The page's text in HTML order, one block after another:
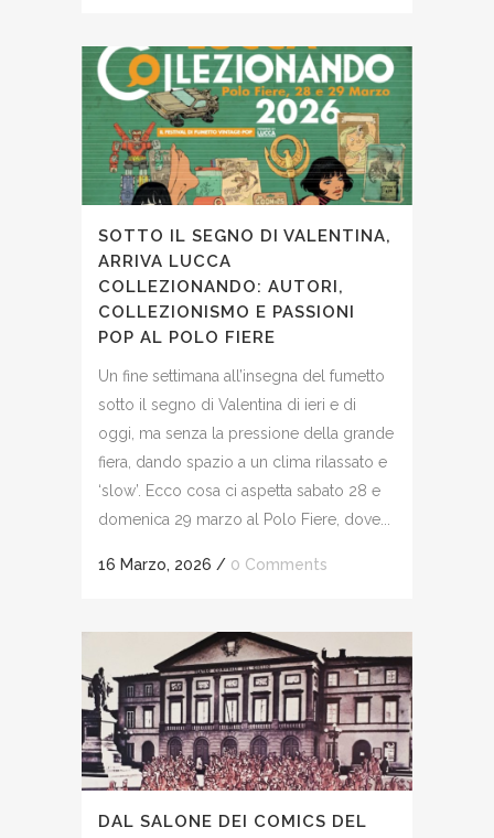
SOTTO IL SEGNO DI VALENTINA,
ARRIVA LUCCA
COLLEZIONANDO: AUTORI,
COLLEZIONISMO E PASSIONI
POP AL POLO FIERE
Un fine settimana all’insegna del fumetto
sotto il segno di Valentina di ieri e di
oggi, ma senza la pressione della grande
fiera, dando spazio a un clima rilassato e
‘slow’. Ecco cosa ci aspetta sabato 28 e
domenica 29 marzo al Polo Fiere, dove...
16 Marzo, 2026 / 0 Comments
DAL SALONE DEI COMICS DEL